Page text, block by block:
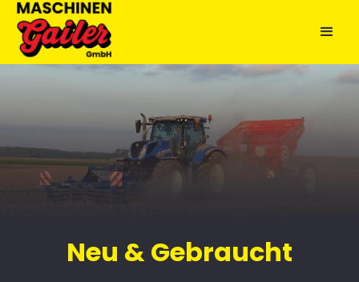
Neu & Gebraucht